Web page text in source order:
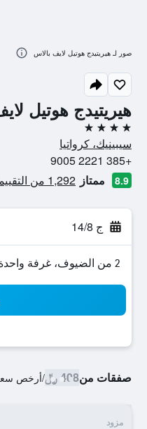
هيريتيدج هوتيل
4 نجوم
سيبينيك، كرواتيا
+385 2221 9005
8.9 ممتاز 1,292 من التقييمات تم التحقق منها
ج 14/8
2 من الضيوف، غرفة واحدة
صفقات من408 ﷼ /أرخص سعر
مزود
صور لـ هيريتيدج هوتيل لايف بالاس